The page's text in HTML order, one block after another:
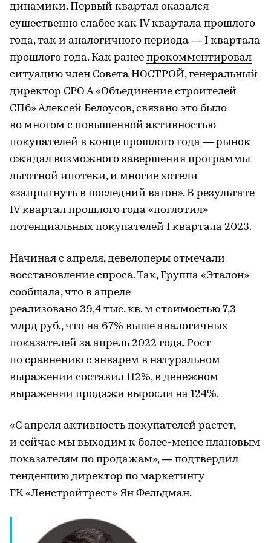
динамики. Первый квартал оказался
существенно слабее как IV квартала прошлого
года, так и аналогичного периода — I квартала
прошлого года. Как ранее прокомментировал
ситуацию член Совета НОСТРОЙ, генеральный
директор СРО А «Объединение строителей
СПб» Алексей Белоусов, связано это было
во многом с повышенной активностью
покупателей в конце прошлого года — рынок
ожидал возможного завершения программы
льготной ипотеки, и многие хотели
«запрыгнуть в последний вагон». В результате
IV квартал прошлого года «поглотил»
потенциальных покупателей I квартала 2023.
Начиная с апреля, девелоперы отмечали
восстановление спроса. Так, Группа «Эталон»
сообщала, что в апреле
реализовано 39,4 тыс. кв. м стоимостью 7,3
млрд руб., что на 67% выше аналогичных
показателей за апрель 2022 года. Рост
по сравнению с январем в натуральном
выражении составил 112%, в денежном
выражении продажи выросли на 124%.
«С апреля активность покупателей растет,
и сейчас мы выходим к более-менее плановым
показателям по продажам», — подтвердил
тенденцию директор по маркетингу
ГК «Ленстройтрест» Ян Фельдман.